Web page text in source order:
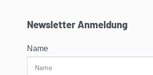
Newsletter Anmeldung
Name